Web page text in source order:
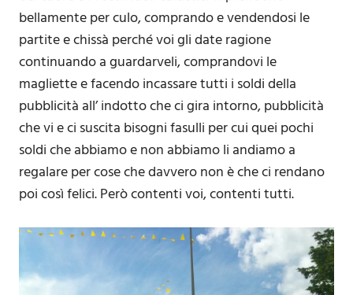
bellamente per culo, comprando e vendendosi le
partite e chissà perché voi gli date ragione
continuando a guardarveli, comprandovi le
magliette e facendo incassare tutti i soldi della
pubblicità all’ indotto che ci gira intorno, pubblicità
che vi e ci suscita bisogni fasulli per cui quei pochi
soldi che abbiamo e non abbiamo li andiamo a
regalare per cose che davvero non è che ci rendano
poi così felici. Però contenti voi, contenti tutti.